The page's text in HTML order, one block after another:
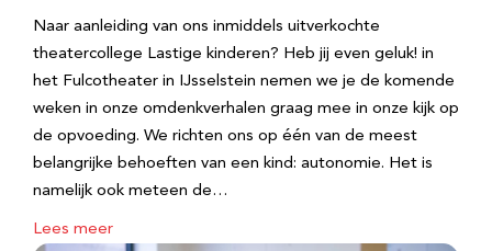
Naar aanleiding van ons inmiddels uitverkochte
theatercollege Lastige kinderen? Heb jij even geluk! in
het Fulcotheater in IJsselstein nemen we je de komende
weken in onze omdenkverhalen graag mee in onze kijk op
de opvoeding. We richten ons op één van de meest
belangrijke behoeften van een kind: autonomie. Het is
namelijk ook meteen de…
Lees meer